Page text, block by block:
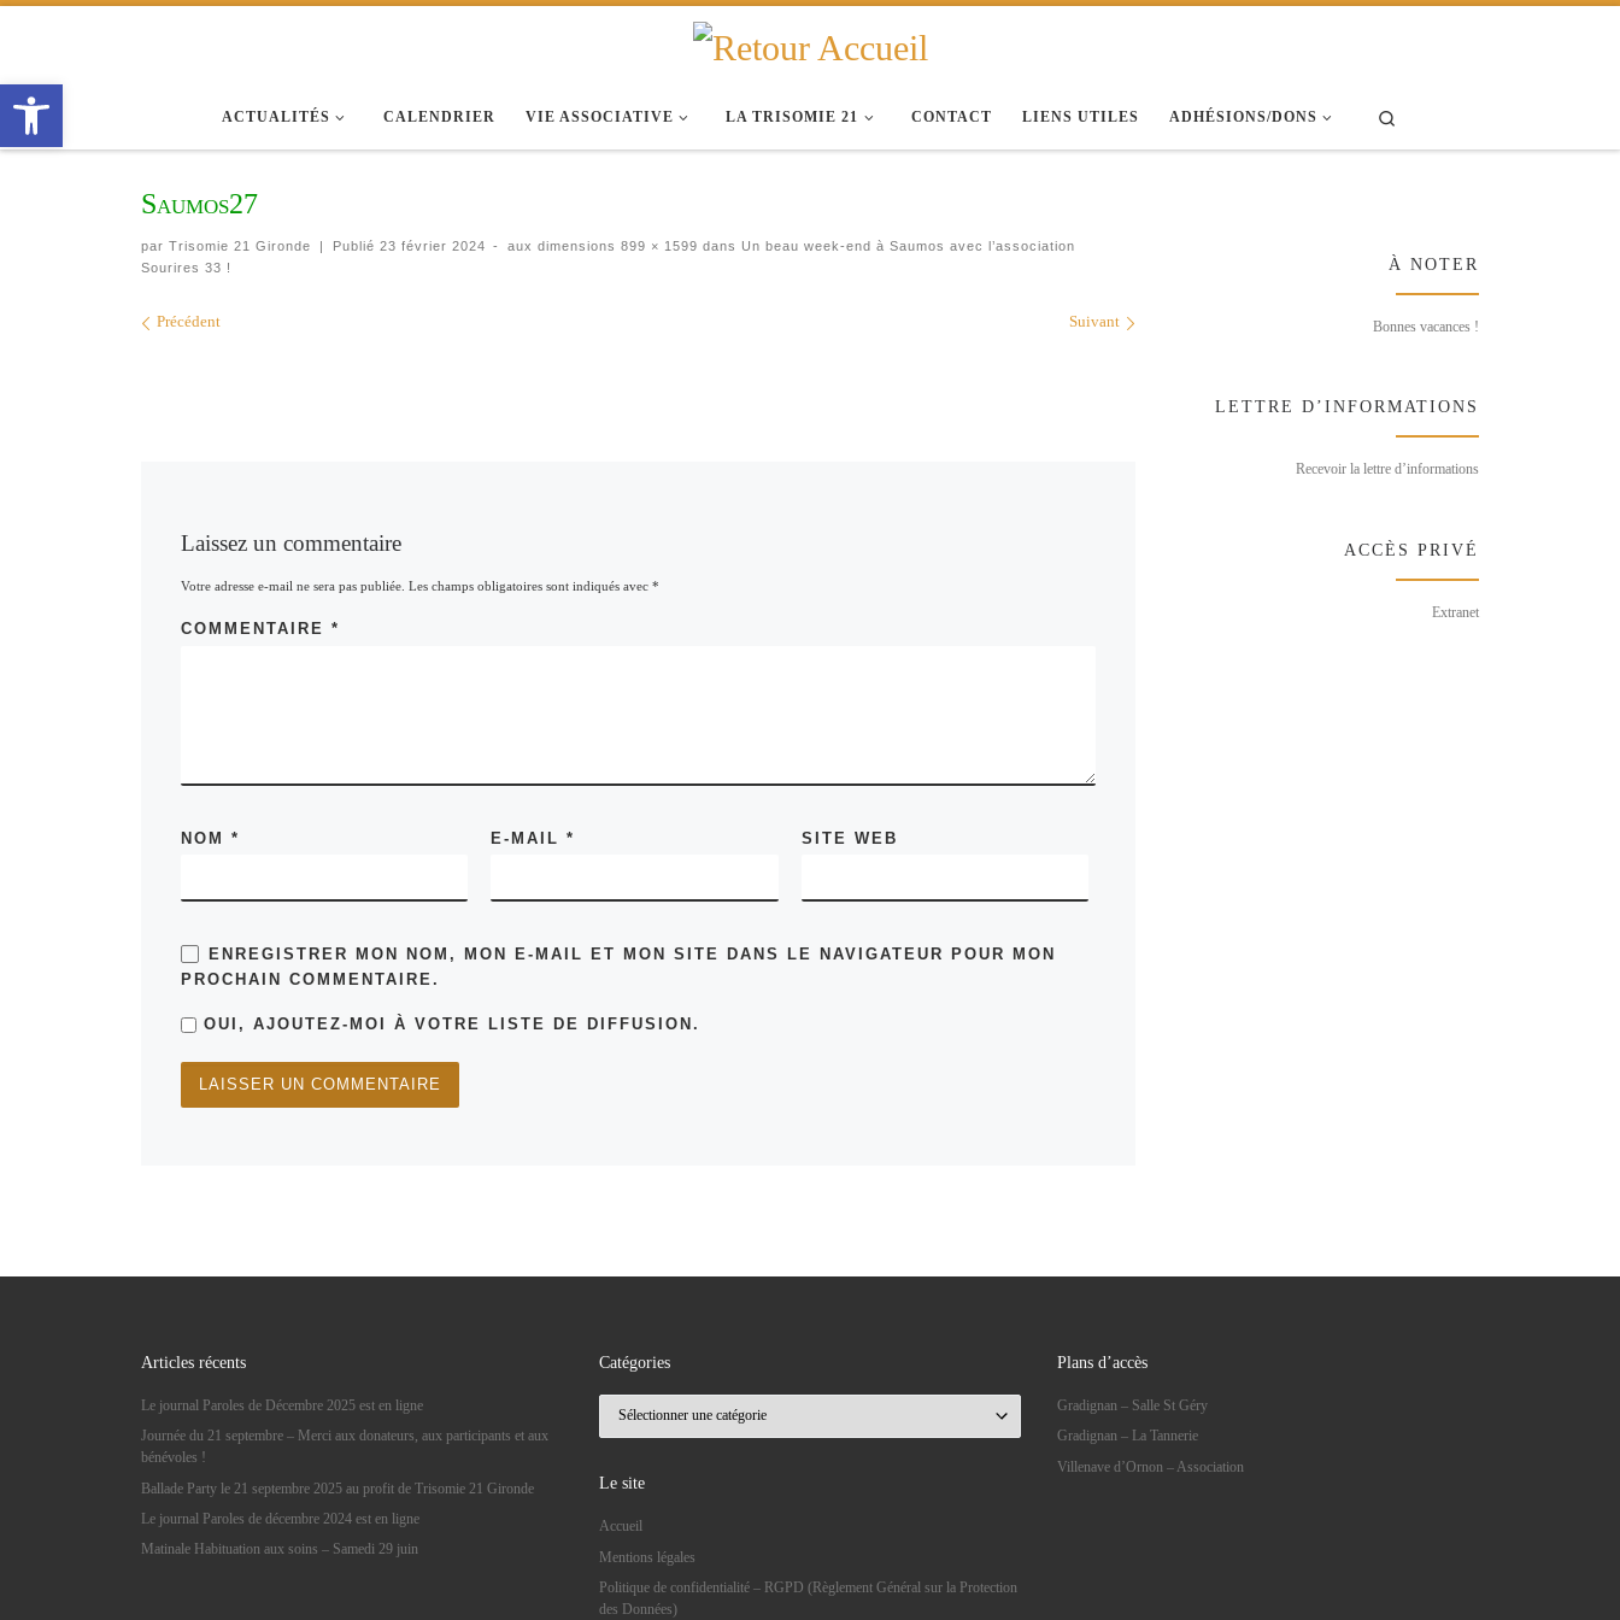
ACTUALITÉS CALENDRIER VIE ASSOCIATIVE LA TRISOMIE 21 CONTACT LIENS UTILES ADHÉSIONS/DONS
Saumos27
par Trisomie 21 Gironde | Publié 23 février 2024 - aux dimensions 899 × 1599 dans Un beau week-end à Saumos avec l’association
Sourires 33 !
Navigation des images
Précédent Suivant
Laissez un commentaire
Votre adresse e-mail ne sera pas publiée. Les champs obligatoires sont indiqués avec *
COMMENTAIRE *
NOM * E-MAIL* SITE WEB
ENREGISTRER MON NOM, MON E-MAIL ET MON SITE DANS LE NAVIGATEUR POUR MON
PROCHAIN COMMENTAIRE.
OUI, AJOUTEZ-MOI À VOTRE LISTE DE DIFFUSION.
À NOTER
Bonnes vacances !
LETTRE D’INFORMATIONS
Recevoir la lettre d’informations
ACCÈS PRIVÉ
Extranet
Articles récents
Le journal Paroles de Décembre 2025 est en ligne
Journée du 21 septembre – Merci aux donateurs, aux participants et aux
bénévoles !
Ballade Party le 21 septembre 2025 au profit de Trisomie 21 Gironde
Le journal Paroles de décembre 2024 est en ligne
Matinale Habituation aux soins – Samedi 29 juin
Catégories
Le site
Accueil
Mentions légales
Politique de confidentialité – RGPD (Règlement Général sur la Protection
des Données)
Plans d’accès
Gradignan – Salle St Géry
Gradignan – La Tannerie
Villenave d’Ornon – Association
Ouvrir la barre d’outils